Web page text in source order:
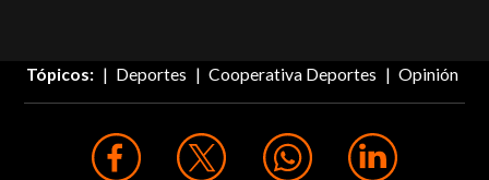
Tópicos: Deportes Cooperativa Deportes Opinión